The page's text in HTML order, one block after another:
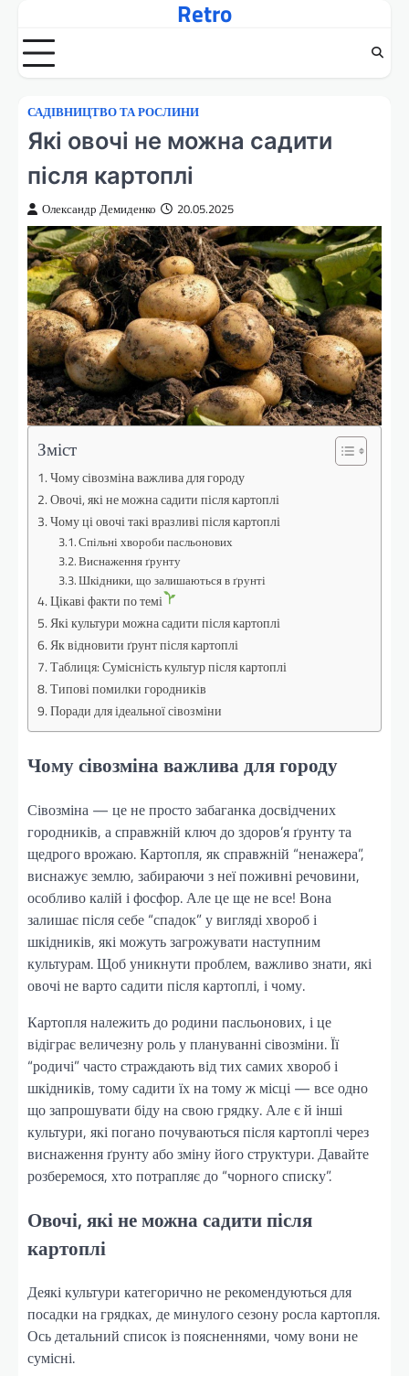
вмісту
Retro
САДІВНИЦТВО ТА РОСЛИНИ
Які овочі не можна садити
після картоплі
Олександр Демиденко 20.05.2025
Зміст
Чому сівозміна важлива для городу
Овочі, які не можна садити після картоплі
Чому ці овочі такі вразливі після картоплі
Спільні хвороби пасльонових
Виснаження ґрунту
Шкідники, що залишаються в ґрунті
Цікаві факти по темі
Які культури можна садити після картоплі
Як відновити ґрунт після картоплі
Таблиця: Сумісність культур після картоплі
Типові помилки городників
Поради для ідеальної сівозміни
Чому сівозміна важлива для городу
Сівозміна — це не просто забаганка досвідчених
городників, а справжній ключ до здоров’я ґрунту та
щедрого врожаю. Картопля, як справжній “ненажера”,
виснажує землю, забираючи з неї поживні речовини,
особливо калій і фосфор. Але це ще не все! Вона
залишає після себе “спадок” у вигляді хвороб і
шкідників, які можуть загрожувати наступним
культурам. Щоб уникнути проблем, важливо знати, які
овочі не варто садити після картоплі, і чому.
Картопля належить до родини пасльонових, і це
відіграє величезну роль у плануванні сівозміни. Її
“родичі” часто страждають від тих самих хвороб і
шкідників, тому садити їх на тому ж місці — все одно
що запрошувати біду на свою грядку. Але є й інші
культури, які погано почуваються після картоплі через
виснаження ґрунту або зміну його структури. Давайте
розберемося, хто потрапляє до “чорного списку”.
Овочі, які не можна садити після
картоплі
Деякі культури категорично не рекомендуються для
посадки на грядках, де минулого сезону росла картопля.
Ось детальний список із поясненнями, чому вони не
сумісні.